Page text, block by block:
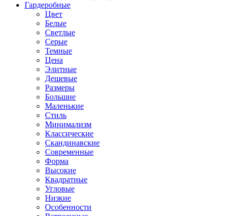
Гардеробные
Цвет
Белые
Светлые
Серые
Темные
Цена
Элитные
Дешевые
Размеры
Большие
Маленькие
Стиль
Минимализм
Классические
Скандинавские
Современные
Форма
Высокие
Квадратные
Угловые
Низкие
Особенности